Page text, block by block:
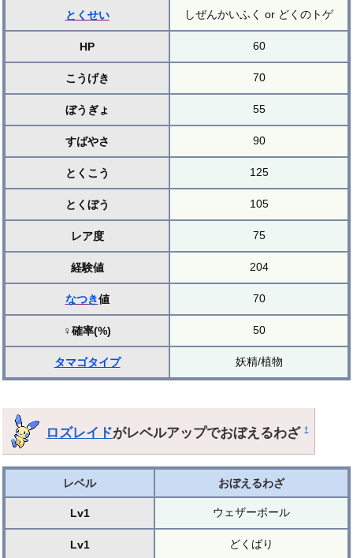
とくせい しぜんかいふく or どくのトゲ
HP 60
こうげき 70
ぼうぎょ 55
すばやさ 90
とくこう 125
とくぼう 105
レア度 75
経験値 204
なつき値 70
♀確率(%) 50
タマゴタイプ 妖精/植物
ロズレイドがレベルアップでおぼえるわざ†
レベル おぼえるわざ
Lv1 ウェザーボール
Lv1 どくばり